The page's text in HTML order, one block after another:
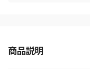
商品説明